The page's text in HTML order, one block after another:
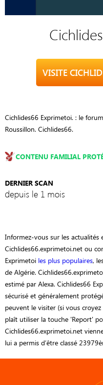
Cichlides66 Exprimetoi. : le
Roussillon. Cichlides66.
CONTENU FAMILIAL
DERNIER SCAN
depuis le 1 mois
Informez-vous sur les actualités
Cichlides66.exprimetoi.net ou
Exprimetoi les plus populaires,
de Algérie.
estimé par Alexa. Cichlides66
sécurisé et généralement
peuvent le visiter (si vous
plaît utiliser la touche 'Report'
Cichlides66.exprimetoi.net
lui a permis d’être classé